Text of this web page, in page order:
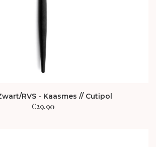
RVS - Kaasmes // Cutipol
€29,90